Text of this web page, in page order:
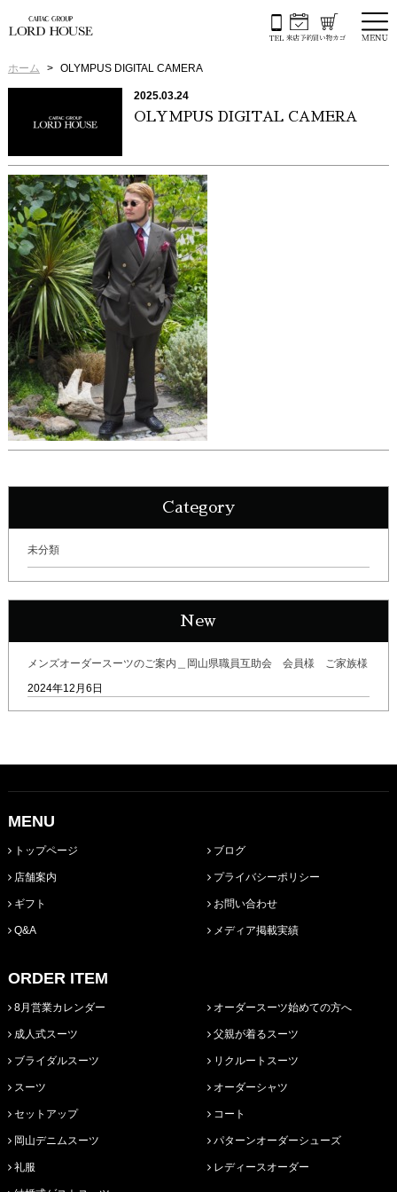
ホーム OLYMPUS DIGITAL CAMERA
2025.03.24
OLYMPUS DIGITAL CAMERA
Category
未分類
New
メンズオーダースーツのご案内＿岡山県職員互助会 会員様 ご家族様
2024年12月6日
MENU
トップページ
店舗案内
ギフト
Q&A
ブログ
プライバシーポリシー
お問い合わせ
メディア掲載実績
ORDER ITEM
8月営業カレンダー
成人式スーツ
ブライダルスーツ
スーツ
セットアップ
岡山デニムスーツ
礼服
オーダースーツ始めての方へ
父親が着るスーツ
リクルートスーツ
オーダーシャツ
コート
パターンオーダーシューズ
レディースオーダー